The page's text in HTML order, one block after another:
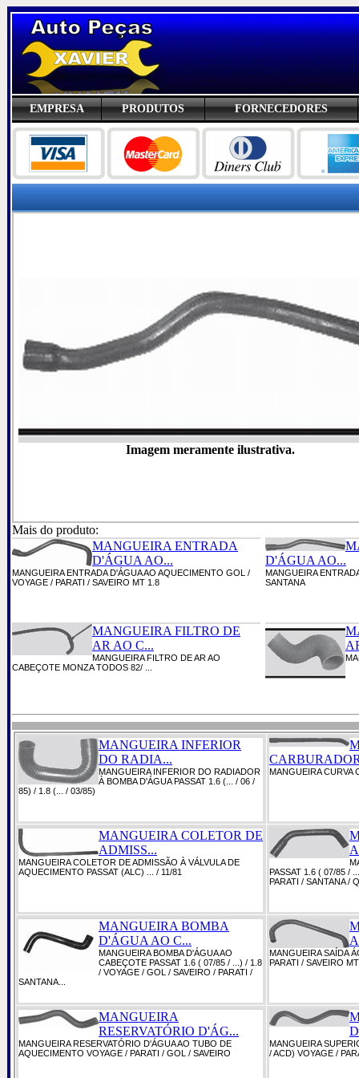
EMPRESA PRODUTOS FORNECEDORES
Imagem meramente ilustrativa.
Mais do produto:
MANGUEIRA ENTRADA
D'ÁGUA AO...
MANGUEIRA ENTRADA D'ÁGUA AO AQUECIMENTO GOL /
VOYAGE / PARATI / SAVEIRO MT 1.8
D'ÁGUA AO...
MANGUEIRA
SANTANA
MANGUEIRA FILTRO DE
AR AO C...
MANGUEIRA FILTRO DE AR AO
CABEÇOTE MONZA TODOS 82/ ...
MANGUEIRA INFERIOR
DO RADIA...
MANGUEIRA INFERIOR DO RADIADOR
À BOMBA D'ÁGUA PASSAT 1.6 (... / 06 /
85) / 1.8 (... / 03/85)
MANGUEIRA CURVA
MANGUEIRA COLETOR DE
ADMISS...
MANGUEIRA COLETOR DE ADMISSÃO À VÁLVULA DE
AQUECIMENTO PASSAT (ALC) ... / 11/81
PASSAT 1.6 ( 07/85 /
PARATI / SANTANA /
MANGUEIRA BOMBA
D'ÁGUA AO C...
MANGUEIRA BOMBA D'ÁGUA AO
CABEÇOTE PASSAT 1.6 ( 07/85 / ...) / 1.8
/ VOYAGE / GOL / SAVEIRO / PARATI /
SANTANA...
MANGUEIRA SAÍDA
PARATI / SAVEIRO
MANGUEIRA
RESERVATÓRIO D'ÁG...
MANGUEIRA RESERVATÓRIO D'ÁGUA AO TUBO DE
AQUECIMENTO VOYAGE / PARATI / GOL / SAVEIRO
MANGUEIRA
/ ACD) VOYAGE /